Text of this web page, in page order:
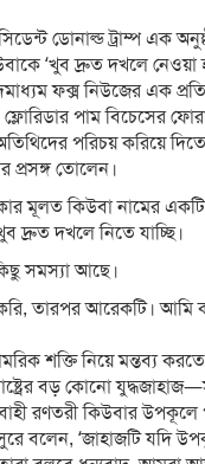
ডোনাল্ড ট্রাম্প এক
‘খুব দ্রুত দখলে নেওয়া
ফক্স নিউজের এক
পাম বিচেসের
পরিচয় করিয়ে দিতে
প্রসঙ্গ তোলেন।
মূলত কিউবা নামের
দ্রুত দখলে নিতে যাচ্ছি।
সমস্যা আছে।
তারপর আরেকটি। আমি
শক্তি নিয়ে মন্তব্য
বড় কোনো
রণতরী কিউবার
সুরে বলেন, ‘জাহাজটি যদি